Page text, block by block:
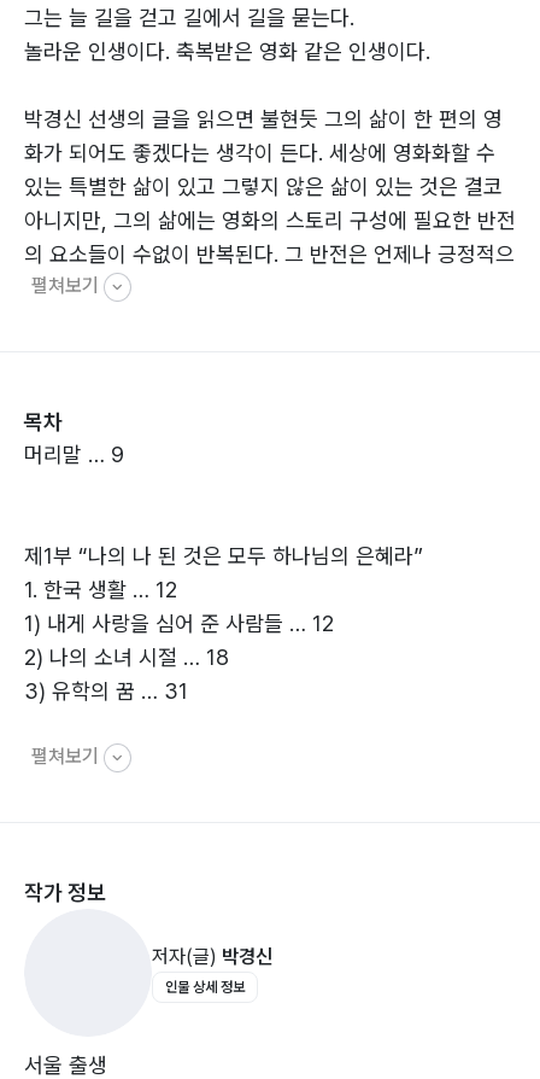
그는 늘 길을 걷고 길에서 길을 묻는다.
놀라운 인생이다. 축복받은 영화 같은 인생이다.
박경신 선생의 글을 읽으면 불현듯 그의 삶이 한 편의 영
화가 되어도 좋겠다는 생각이 든다. 세상에 영화화할 수
있는 특별한 삶이 있고 그렇지 않은 삶이 있는 것은 결코
아니지만, 그의 삶에는 영화의 스토리 구성에 필요한 반전
의 요소들이 수없이 반복된다. 그 반전은 언제나 긍정적으
로 발전하며 그리고 또 새로운 사건을 예고한다.
고 이겨 내는 강한 의지와 힘이 있다. 이러한 성품은 그의
어린 시절 성장 과정에서 찾아볼 수도 있지만, 무엇보다
그의 글은 참 진솔하다. 가리고, 감추고 싶은 부분도 있을
텐데 그는 스스럼없이 다 내보인다. 집안의 작은어머니에
관한 얘기, 중학교 시절 등교 금지를 당한 얘기 등등의 이
야기까지 소개하고 있다. 그는 남을 의식하지 않고 자신의
싶다’는 생각을 했을지도 모르겠다. 아니, 어쩌면 확실히
발문 중
펼쳐보기
목차
머리말 … 9
제1부 “나의 나 된 것은 모두 하나님의 은혜라”
1. 한국 생활 … 12
1) 내게 사랑을 심어 준 사람들 … 12
2) 나의 소녀 시절 … 18
3) 유학의 꿈 … 31
2. 미국 유학 … 43
4) 나의 어머니 … 65
3. 뉴욕 공립학교 상담교사 … 70
1) 하나님이 내게 주신 사명 … 70
3) 모든 것이 하나님의 은혜 … 78
펼쳐보기
작가 정보
저자(글) 박경신
인물 상세 정보
서울 출생